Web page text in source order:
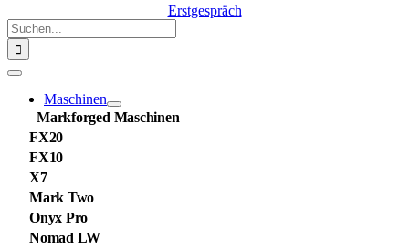
Erstgespräch
Suche
nach:
Navigation
umschaltenMaschinen
Markforged Maschinen
FX20
FX10
X7
Mark Two
Onyx Pro
Nomad LW